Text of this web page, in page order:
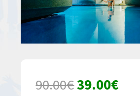
90.00€El
39.00€El